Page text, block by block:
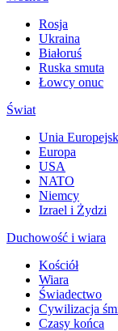
Rosja
Ukraina
Białoruś
Ruska smuta
Łowcy onuc
Świat
Unia
Europa
USA
NATO
Niemcy
Izrael i Żydzi
Duchowość i wiara
Kościół
Wiara
Świadectwo
Cywilizacja
Czasy końca